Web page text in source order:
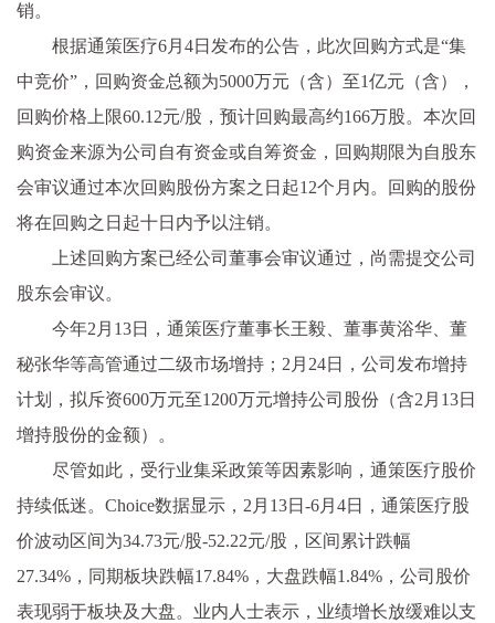
销。
根据通策医疗6月4日发布的公告，此次回购方式是“集
中竞价”，回购资金总额为5000万元（含）至1亿元（含），
回购价格上限60.12元/股，预计回购最高约166万股。本次回
购资金来源为公司自有资金或自筹资金，回购期限为自股东
会审议通过本次回购股份方案之日起12个月内。回购的股份
将在回购之日起十日内予以注销。
上述回购方案已经公司董事会审议通过，尚需提交公司
股东会审议。
今年2月13日，通策医疗董事长王毅、董事黄浴华、董
秘张华等高管通过二级市场增持；2月24日，公司发布增持
计划，拟斥资600万元至1200万元增持公司股份（含2月13日
增持股份的金额）。
尽管如此，受行业集采政策等因素影响，通策医疗股价
持续低迷。Choice数据显示，2月13日-6月4日，通策医疗股
价波动区间为34.73元/股-52.22元/股，区间累计跌幅
27.34%，同期板块跌幅17.84%，大盘跌幅1.84%，公司股价
表现弱于板块及大盘。业内人士表示，业绩增长放缓难以支